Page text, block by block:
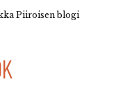
Piiroisen blogi